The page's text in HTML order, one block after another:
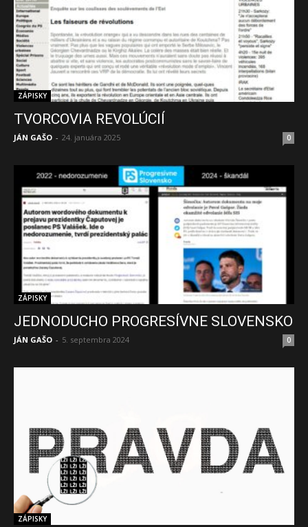
ZÁPISKY
TVORCOVIA REVOLÚCIÍ
JÁN GAŠO - 24. januára 2025 0
ZÁPISKY
JEDNODUCHO PROGRESÍVNE SLOVENSKO
JÁN GAŠO - 5. septembra 2024 0
ZÁPISKY